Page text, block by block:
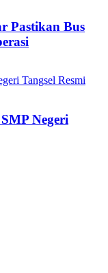
Pastikan Bus
Negeri